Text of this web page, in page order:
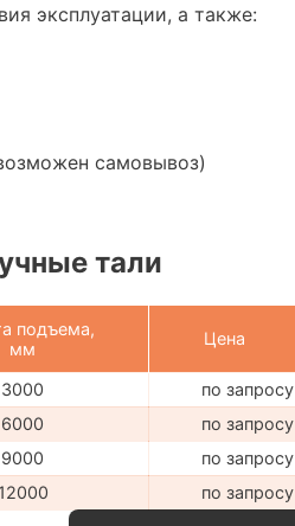
эксплуатации, а также:
самовывоз)
тали
подъема,
мм
Цена
3000
по запросу
6000
по запросу
9000
по запросу
12000 по запросу